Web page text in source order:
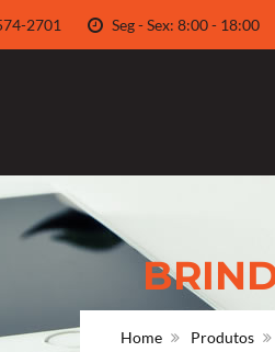
2701 Seg - Sex: 8:00 -
Home Produtos